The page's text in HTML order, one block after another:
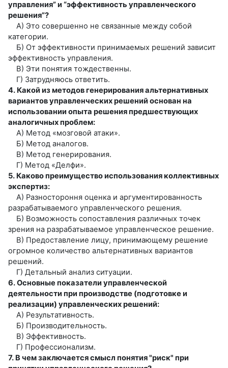
управления” и “эффективность управленческого
решения”?
А) Это совершенно не связанные между собой
категории.
Б) От эффективности принимаемых решений зависит
эффективность управления.
В) Эти понятия тождественны.
Г) Затрудняюсь ответить.
4. Какой из методов генерирования альтернативных
вариантов управленческих решений основан на
использовании опыта решения предшествующих
аналогичных проблем:
А) Метод «мозговой атаки».
Б) Метод аналогов.
В) Метод генерирования.
Г) Метод «Делфи».
5. Каково преимущество использования коллективных
экспертиз:
А) Разностороння оценка и аргументированность
разрабатываемого управленческого решения.
Б) Возможность сопоставления различных точек
зрения на разрабатываемое управленческое решение.
В) Предоставление лицу, принимающему решение
огромное количество альтернативных вариантов
решений.
Г) Детальный анализ ситуации.
6. Основные показатели управленческой
деятельности при производстве (подготовке и
реализации) управленческих решений:
А) Результативность.
Б) Производительность.
В) Эффективность.
Г) Профессионализм.
7. В чем заключается смысл понятия "риск" при